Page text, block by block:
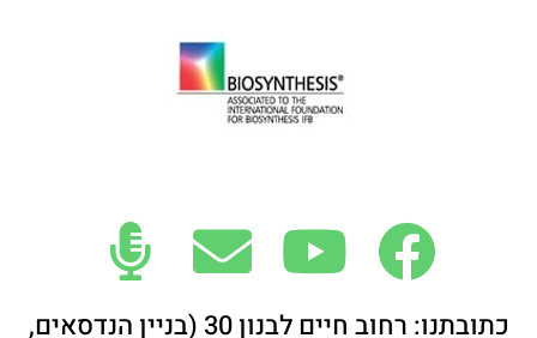
כתובתנו: רחוב חיים לבנון 30 (בניין הנדסאים,